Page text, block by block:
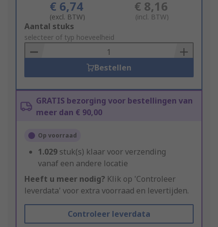
€ 6,74
(excl. BTW)
€ 8,16
(incl. BTW)
Add
to
Basket
Aantal stuks
selecteer of typ hoeveelheid
Bestellen
GRATIS bezorging voor bestellingen van
meer dan € 90,00
Op voorraad
1.029 stuk(s) klaar voor verzending
vanaf een andere locatie
Heeft u meer nodig? Klik op 'Controleer
leverdata' voor extra voorraad en levertijden.
Controleer leverdata